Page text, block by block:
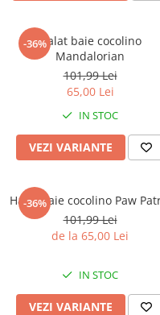
-36%Halat baie cocolino
Mandalorian
101,99 Lei
65,00 Lei
IN STOC
VEZI VARIANTE
-36%
Halat baie cocolino Paw
101,99 Lei
de la 65,00 Lei
IN STOC
VEZI VARIANTE